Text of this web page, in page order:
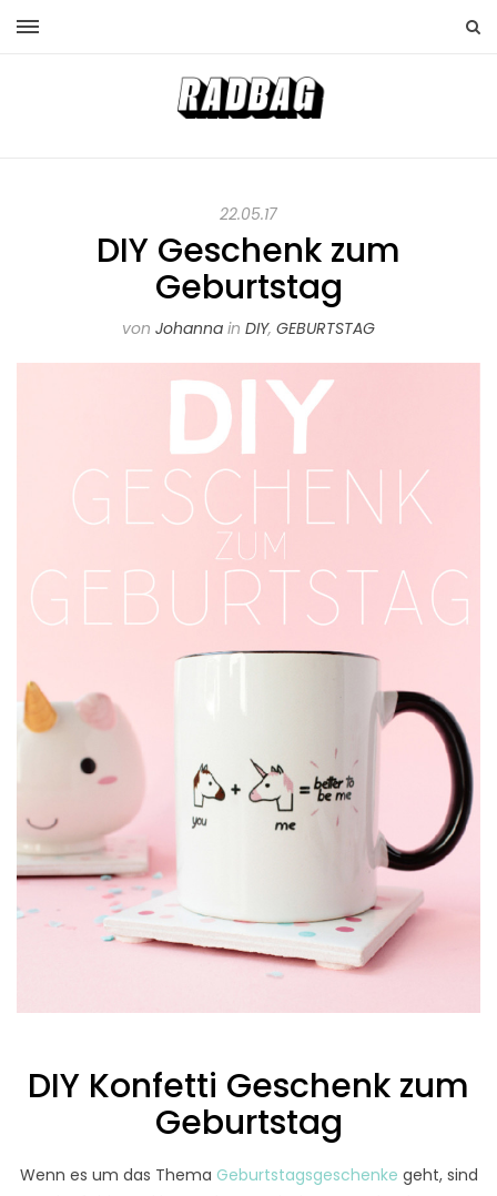
22.05.17
DIY Geschenk zum
Geburtstag
von Johanna in DIY, GEBURTSTAG
DIY Konfetti Geschenk zum
Geburtstag
Wenn es um das Thema Geburtstagsgeschenke geht, sind